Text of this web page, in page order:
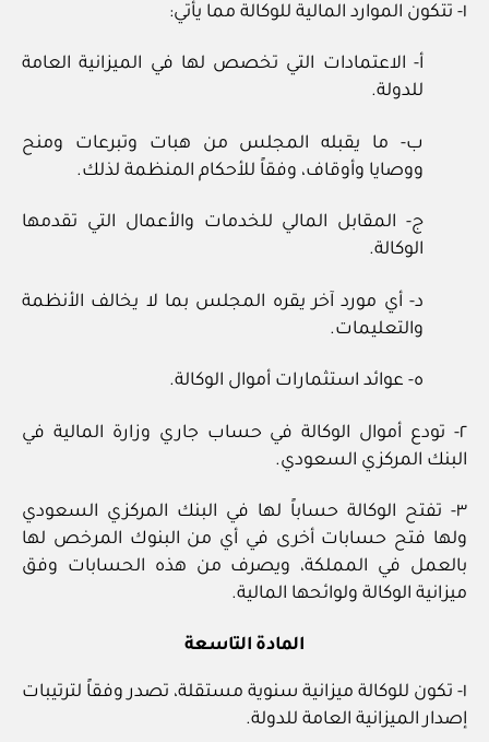
١- تتكون الموارد المالية للوكالة مما يأتي:
أ- الاعتمادات التي تخصص لها في الميزانية العامة
للدولة.
ب- ما يقبله المجلس من هبات وتبرعات ومنح
ووصايا وأوقاف، وفقاً للأحكام المنظمة لذلك.
ج- المقابل المالي للخدمات والأعمال التي تقدمها
الوكالة.
د- أي مورد آخر يقره المجلس بما لا يخالف الأنظمة
والتعليمات.
ه- عوائد استثمارات أموال الوكالة.
٢- تودع أموال الوكالة في حساب جاري وزارة المالية في
البنك المركزي السعودي.
٣- تفتح الوكالة حساباً لها في البنك المركزي السعودي
ولها فتح حسابات أخرى في أي من البنوك المرخص لها
بالعمل في المملكة، ويصرف من هذه الحسابات وفق
ميزانية الوكالة ولوائحها المالية.
المادة التاسعة
١- تكون للوكالة ميزانية سنوية مستقلة، تصدر وفقاً لترتيبات
إصدار الميزانية العامة للدولة.